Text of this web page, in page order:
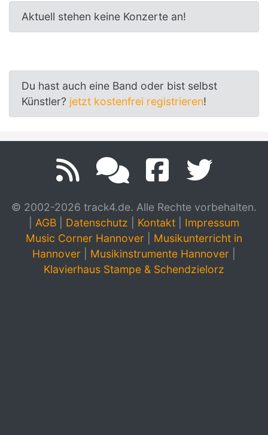
Aktuell stehen keine Konzerte an!
Du hast auch eine Band oder bist selbst
Künstler? jetzt kostenfrei registrieren!
© 2002-2026 track4.de. Alle Rechte vorbehalten.
AGB Datenschutz Kontakt
Impressum
Music Corner Hannover
Musikunterricht in
Hannover
Musikinstrumente Hannover
Klavierhaus Stampe & Schendzielorz